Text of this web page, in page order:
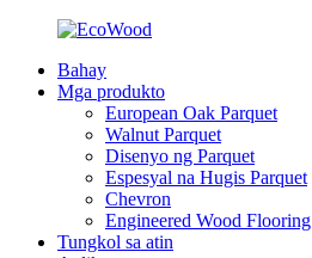
Bahay
Mga produkto
European Oak Parquet
Walnut Parquet
Disenyo ng Parquet
Espesyal na Hugis Parquet
Chevron
Engineered Wood Flooring
Tungkol sa atin